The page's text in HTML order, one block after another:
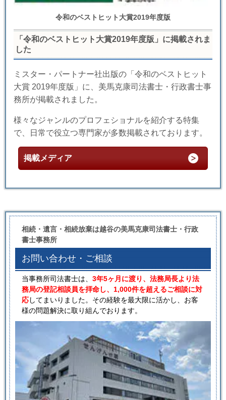
令和のベストヒット大賞2019年度版
「令和のベストヒット大賞2019年度版」に掲載されま
した
ミスター・パートナー社出版の「令和のベストヒット
大賞 2019年度版」に、美馬克康司法書士・行政書士事
務所が掲載されました。
様々なジャンルのプロフェショナルを紹介する特集
で、日常で役立つ専門家が多数掲載されております。
掲載メディア
相続・遺言・相続放棄は越谷の美馬克康司法書士・行政
書士事務所
お問い合わせ・ご相談
当事務所司法書士は、 3年5ヶ月に渡り、法務局長より法
務局の登記相談員を拝命し、1,000件を超えるご相談に対
応してまいりました。その経験を最大限に活かし、お客
様の問題解決に取り組んでおります。